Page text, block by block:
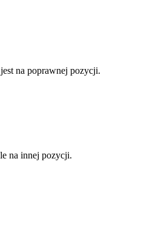
na poprawnej pozycji.
na innej pozycji.